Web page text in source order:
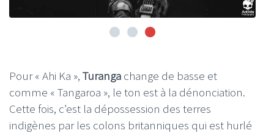
Pour « Ahi Ka », Turanga change de basse et
comme « Tangaroa », le ton est à la dénonciation.
Cette fois, c’est la dépossession des terres
indigènes par les colons britanniques qui est hurlé